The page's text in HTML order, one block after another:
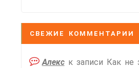
СВЕЖИЕ КОММЕНТАРИИ
Алекск записи Как не